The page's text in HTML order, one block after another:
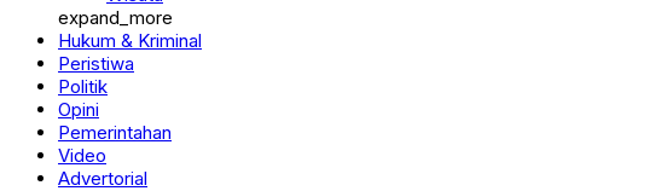
expand_more
Hukum & Kriminal
Peristiwa
Politik
Opini
Pemerintahan
Video
Advertorial